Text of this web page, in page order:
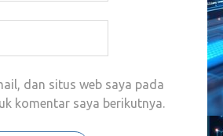
dan situs web saya pada
komentar saya berikutnya.